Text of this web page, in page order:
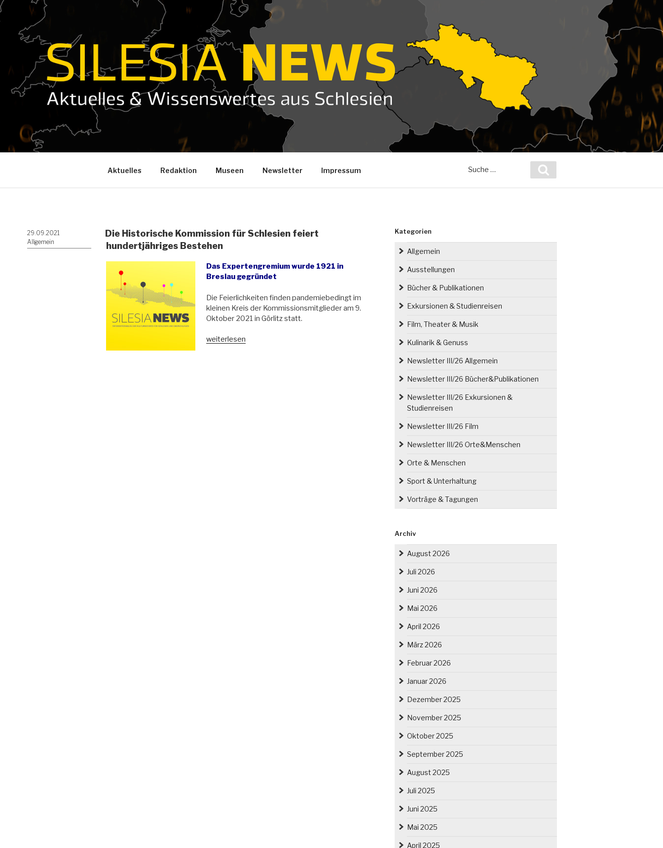
Zum
Inhalt
springen
Aktuelles Redaktion Museen Newsletter Impressum
nach:
Veröffentlicht
am
29.09.2021
Allgemein
Die Historische Kommission für Schlesien feiert
hundertjähriges Bestehen
Das Expertengremium wurde 1921 in
Breslau gegründet
Die Feierlichkeiten finden pandemiebedingt im
kleinen Kreis der Kommissionsmitglieder am 9.
Oktober 2021 in Görlitz statt.
„Die
weiterlesen
Kategorien
Allgemein
Ausstellungen
Bücher & Publikationen
Exkursionen & Studienreisen
Film, Theater & Musik
Kulinarik & Genuss
Newsletter III/26 Allgemein
Newsletter III/26 Bücher&Publikationen
Newsletter III/26 Exkursionen &
Studienreisen
Newsletter III/26 Film
Newsletter III/26 Orte&Menschen
Orte & Menschen
Sport & Unterhaltung
Vorträge & Tagungen
Archiv
August 2026
Juli 2026
Juni 2026
Mai 2026
April 2026
März 2026
Februar 2026
Januar 2026
Dezember 2025
November 2025
Oktober 2025
September 2025
August 2025
Juli 2025
Juni 2025
Mai 2025
April 2025